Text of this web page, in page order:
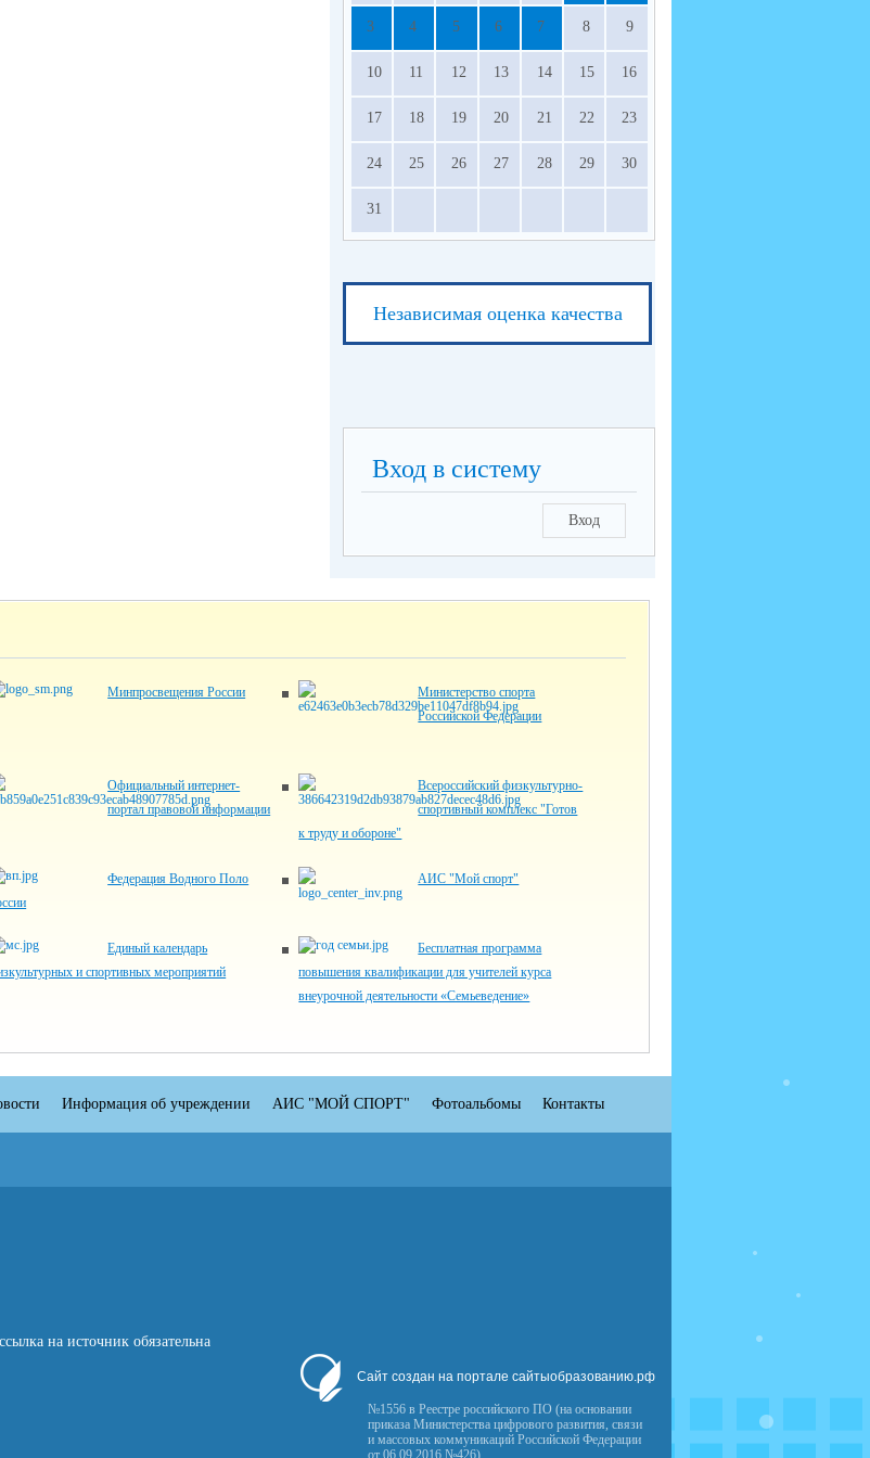
3 4 5 6 7 8 9
10 11 12 13 14 15 16
17 18 19 20 21 22 23
24 25 26 27 28 29 30
31
Независимая оценка качества
Вход в систему
Вход
Минпросвещения России
Министерство спорта
Российской Федерации
Официальный интернет-
портал правовой информации
Всероссийский физкультурно-
спортивный комплекс "Готов
к труду и обороне"
Федерация Водного Поло
АИС "Мой спорт"
Единый календарь
и спортивных мероприятий
Бесплатная программа
повышения квалификации для учителей курса
внеурочной деятельности «Семьеведение»
Информация об учреждении АИС "МОЙ СПОРТ" Фотоальбомы Контакты
на источник обязательна
Сайт создан на портале сайтыобразованию.рф
№1556 в Реестре российского ПО (на основании
приказа Министерства цифрового развития, связи
и массовых коммуникаций Российской Федерации
от 06.09.2016 №426)